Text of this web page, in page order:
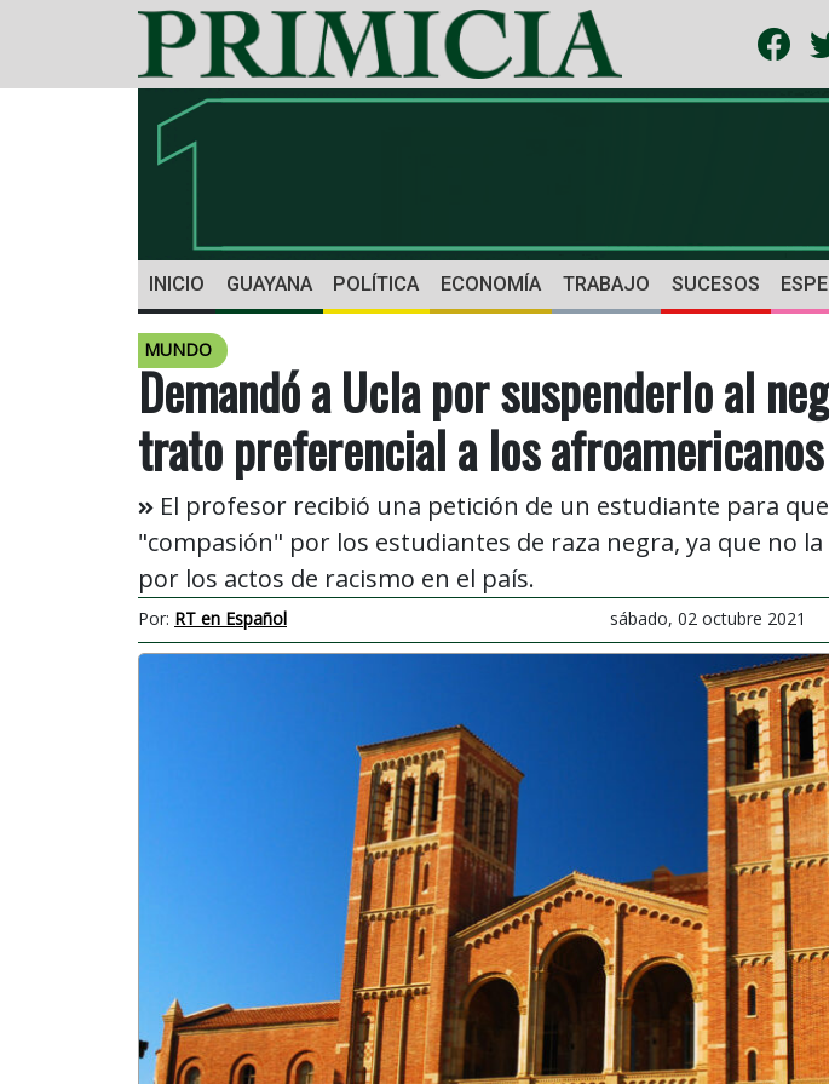
INICIO GUAYANA POLÍTICA ECONOMÍA TRABAJO SUCESOS
MUNDO
Demandó a Ucla por suspenderlo al
trato preferencial a los afroamericanos
El profesor recibió una petición de un estudiante para
"compasión" por los estudiantes de raza negra, ya que no
por los actos de racismo en el país.
Por: RT en Español sábado, 02 octubre 2021